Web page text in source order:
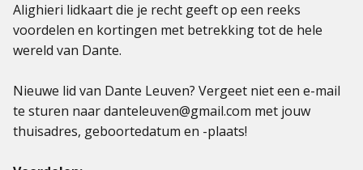
Alighieri lidkaart die je recht geeft op een reeks
voordelen en kortingen met betrekking tot de hele
wereld van Dante.
Nieuwe lid van Dante Leuven? Vergeet niet een e-mail
te sturen naar danteleuven@gmail.com met jouw
thuisadres, geboortedatum en -plaats!